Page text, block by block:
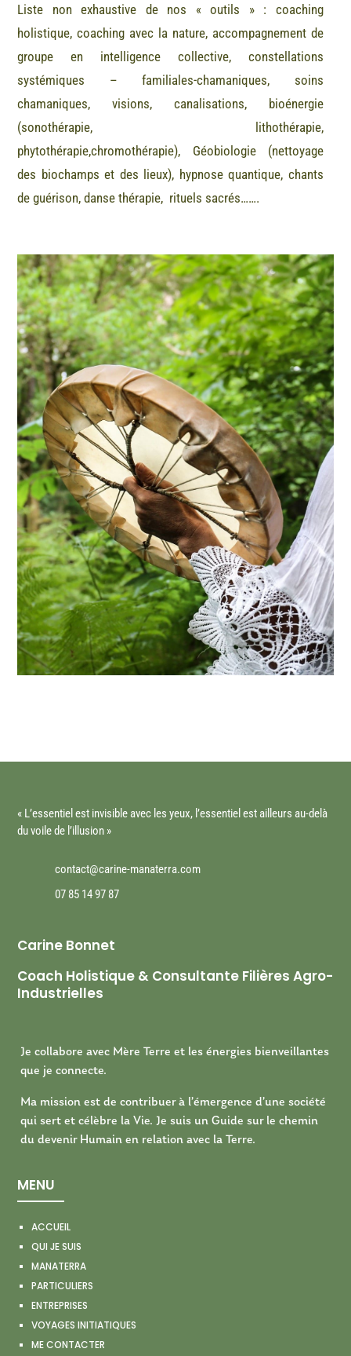
Liste non exhaustive de nos « outils » : coaching
holistique, coaching avec la nature, accompagnement de
groupe en intelligence collective, constellations
systémiques – familiales-chamaniques, soins
chamaniques, visions, canalisations, bioénergie
(sonothérapie, lithothérapie,
phytothérapie,chromothérapie), Géobiologie (nettoyage
des biochamps et des lieux), hypnose quantique, chants
de guérison, danse thérapie, rituels sacrés…….
« L’essentiel est invisible avec les yeux, l’essentiel est ailleurs au-delà
du voile de l’illusion »
contact@carine-manaterra.com
07 85 14 97 87
Carine Bonnet
Coach Holistique & Consultante Filières Agro-
Industrielles
Je collabore avec Mère Terre et les énergies bienveillantes
que je connecte.
Ma mission est de contribuer à l’émergence d’une société
qui sert et célèbre la Vie. Je suis un Guide sur le chemin
du devenir Humain en relation avec la Terre.
MENU
ACCUEIL
QUI JE SUIS
MANATERRA
PARTICULIERS
ENTREPRISES
VOYAGES INITIATIQUES
ME CONTACTER